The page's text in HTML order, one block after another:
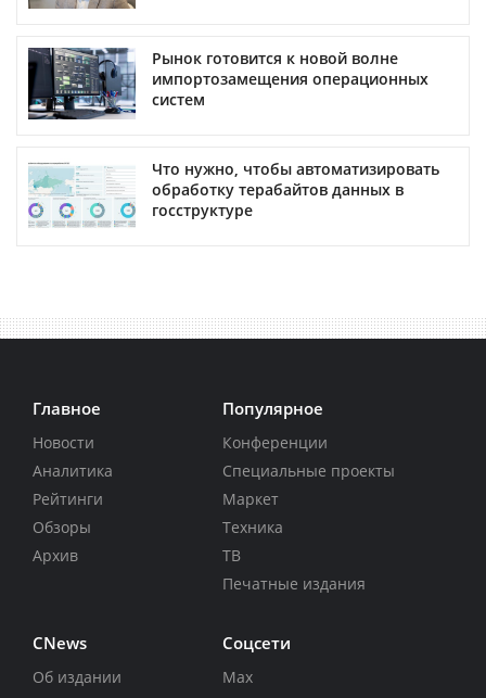
Рынок готовится к новой волне
импортозамещения операционных
систем
Что нужно, чтобы автоматизировать
обработку терабайтов данных в
госструктуре
Главное
Новости
Аналитика
Рейтинги
Обзоры
Архив
Популярное
Конференции
Специальные проекты
Маркет
Техника
ТВ
Печатные издания
CNews
Об издании
Соцсети
Max